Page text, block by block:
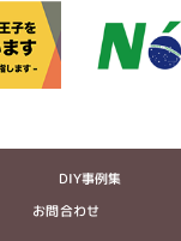
DIY事例集
お問合わせ